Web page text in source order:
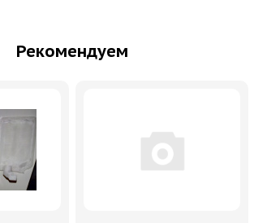
Рекомендуем